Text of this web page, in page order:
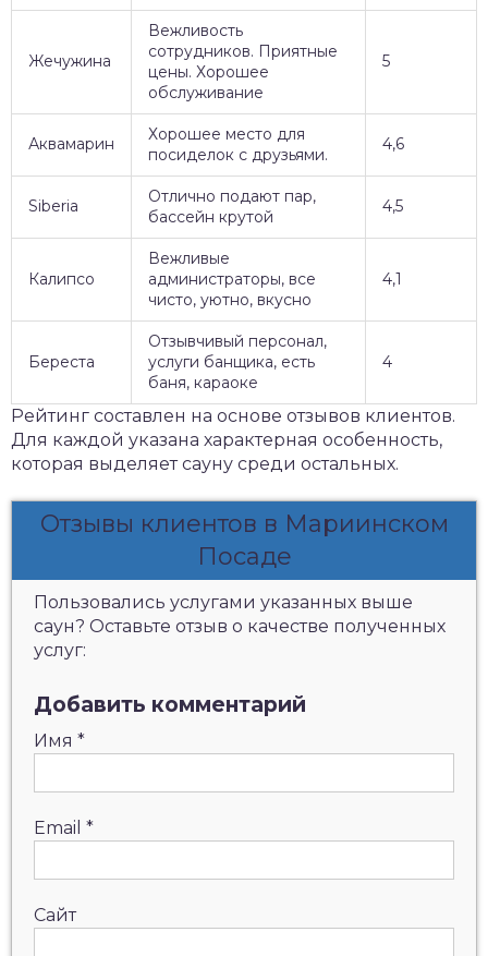
Жечужина
Вежливость
сотрудников. Приятные
цены. Хорошее
обслуживание
5
Аквамарин
Хорошее место для
посиделок с друзьями.
4,6
Siberia
Отлично подают пар,
бассейн крутой
4,5
Калипсо
Вежливые
администраторы, все
чисто, уютно, вкусно
4,1
Береста
Отзывчивый персонал,
услуги банщика, есть
баня, караоке
4
Рейтинг составлен на основе отзывов клиентов.
Для каждой указана характерная особенность,
которая выделяет сауну среди остальных.
Отзывы клиентов в Мариинском
Посаде
Пользовались услугами указанных выше
саун? Оставьте отзыв о качестве полученных
услуг:
Добавить комментарий
Имя *
Email *
Сайт